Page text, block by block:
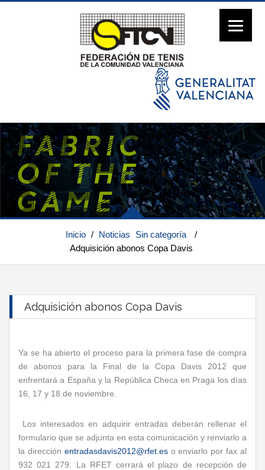
Inicio / Noticias Sin categoría
/
Adquisición abonos Copa Davis
Adquisición abonos Copa Davis
Ya se ha abierto el proceso para la primera fase de compra
de abonos para la Final de la Copa Davis 2012 que
enfrentará a España y la República Checa en Praga los días
16, 17 y 18 de noviembre.
Los interesados en adquirir entradas deberán rellenar el
formulario que se adjunta en esta comunicación y renviarlo a
la dirección entradasdavis2012@rfet.eso enviarlo por fax al
932 021 279. La RFET cerrará el plazo de recepción de